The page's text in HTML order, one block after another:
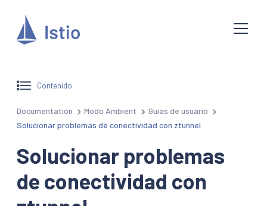
Contenido
Documentation Modo Ambient
Guías de usuario
Solucionar problemas de conectividad con ztunnel
Solucionar problemas
de conectividad con